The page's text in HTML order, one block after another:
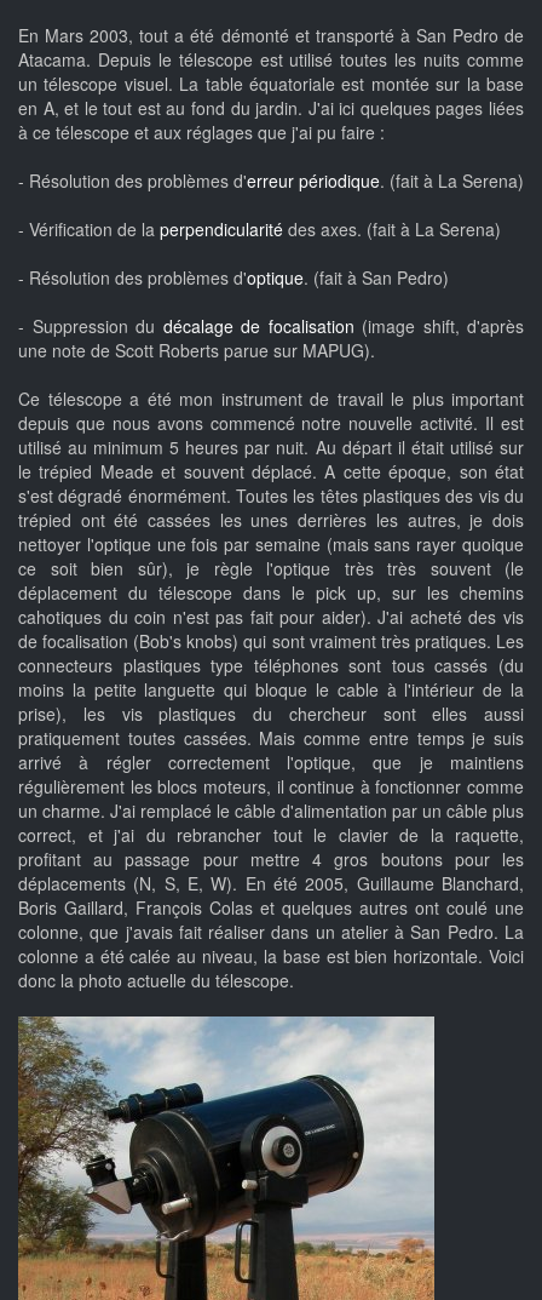
En Mars 2003, tout a été démonté et transporté à San Pedro de
Atacama. Depuis le télescope est utilisé toutes les nuits comme
un télescope visuel. La table équatoriale est montée sur la base
en A, et le tout est au fond du jardin. J'ai ici quelques pages liées
à ce télescope et aux réglages que j'ai pu faire :
- Résolution des problèmes d'erreur périodique. (fait à La Serena)
- Vérification de la perpendicularité des axes. (fait à La Serena)
- Résolution des problèmes d'optique. (fait à San Pedro)
- Suppression du décalage de focalisation (image shift, d'après
une note de Scott Roberts parue sur MAPUG).
Ce télescope a été mon instrument de travail le plus important
depuis que nous avons commencé notre nouvelle activité. Il est
utilisé au minimum 5 heures par nuit. Au départ il était utilisé sur
le trépied Meade et souvent déplacé. A cette époque, son état
s'est dégradé énormément. Toutes les têtes plastiques des vis du
trépied ont été cassées les unes derrières les autres, je dois
nettoyer l'optique une fois par semaine (mais sans rayer quoique
ce soit bien sûr), je règle l'optique très très souvent (le
déplacement du télescope dans le pick up, sur les chemins
cahotiques du coin n'est pas fait pour aider). J'ai acheté des vis
de focalisation (Bob's knobs) qui sont vraiment très pratiques. Les
connecteurs plastiques type téléphones sont tous cassés (du
moins la petite languette qui bloque le cable à l'intérieur de la
prise), les vis plastiques du chercheur sont elles aussi
pratiquement toutes cassées. Mais comme entre temps je suis
arrivé à régler correctement l'optique, que je maintiens
régulièrement les blocs moteurs, il continue à fonctionner comme
un charme. J'ai remplacé le câble d'alimentation par un câble plus
correct, et j'ai du rebrancher tout le clavier de la raquette,
profitant au passage pour mettre 4 gros boutons pour les
déplacements (N, S, E, W). En été 2005, Guillaume Blanchard,
Boris Gaillard, François Colas et quelques autres ont coulé une
colonne, que j'avais fait réaliser dans un atelier à San Pedro. La
colonne a été calée au niveau, la base est bien horizontale. Voici
donc la photo actuelle du télescope.